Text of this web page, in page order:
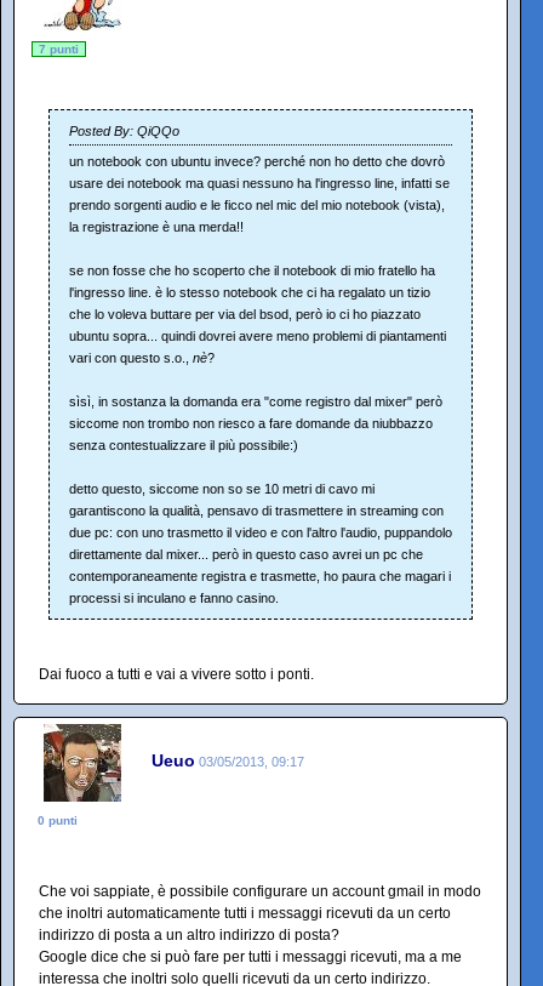
7 punti
Posted By: QiQQo
un notebook con ubuntu invece? perché non ho detto che dovrò
usare dei notebook ma quasi nessuno ha l'ingresso line, infatti se
prendo sorgenti audio e le ficco nel mic del mio notebook (vista),
la registrazione è una merda!!
se non fosse che ho scoperto che il notebook di mio fratello ha
l'ingresso line. è lo stesso notebook che ci ha regalato un tizio
che lo voleva buttare per via del bsod, però io ci ho piazzato
ubuntu sopra... quindi dovrei avere meno problemi di piantamenti
vari con questo s.o., nè?
sìsì, in sostanza la domanda era "come registro dal mixer" però
siccome non trombo non riesco a fare domande da niubbazzo
senza contestualizzare il più possibile:)
detto questo, siccome non so se 10 metri di cavo mi
garantiscono la qualità, pensavo di trasmettere in streaming con
due pc: con uno trasmetto il video e con l'altro l'audio, puppandolo
direttamente dal mixer... però in questo caso avrei un pc che
contemporaneamente registra e trasmette, ho paura che magari i
processi si inculano e fanno casino.
Dai fuoco a tutti e vai a vivere sotto i ponti.
Ueuo 03/05/2013, 09:17
0 punti
Che voi sappiate, è possibile configurare un account gmail in modo
che inoltri automaticamente tutti i messaggi ricevuti da un certo
indirizzo di posta a un altro indirizzo di posta?
Google dice che si può fare per tutti i messaggi ricevuti, ma a me
interessa che inoltri solo quelli ricevuti da un certo indirizzo.